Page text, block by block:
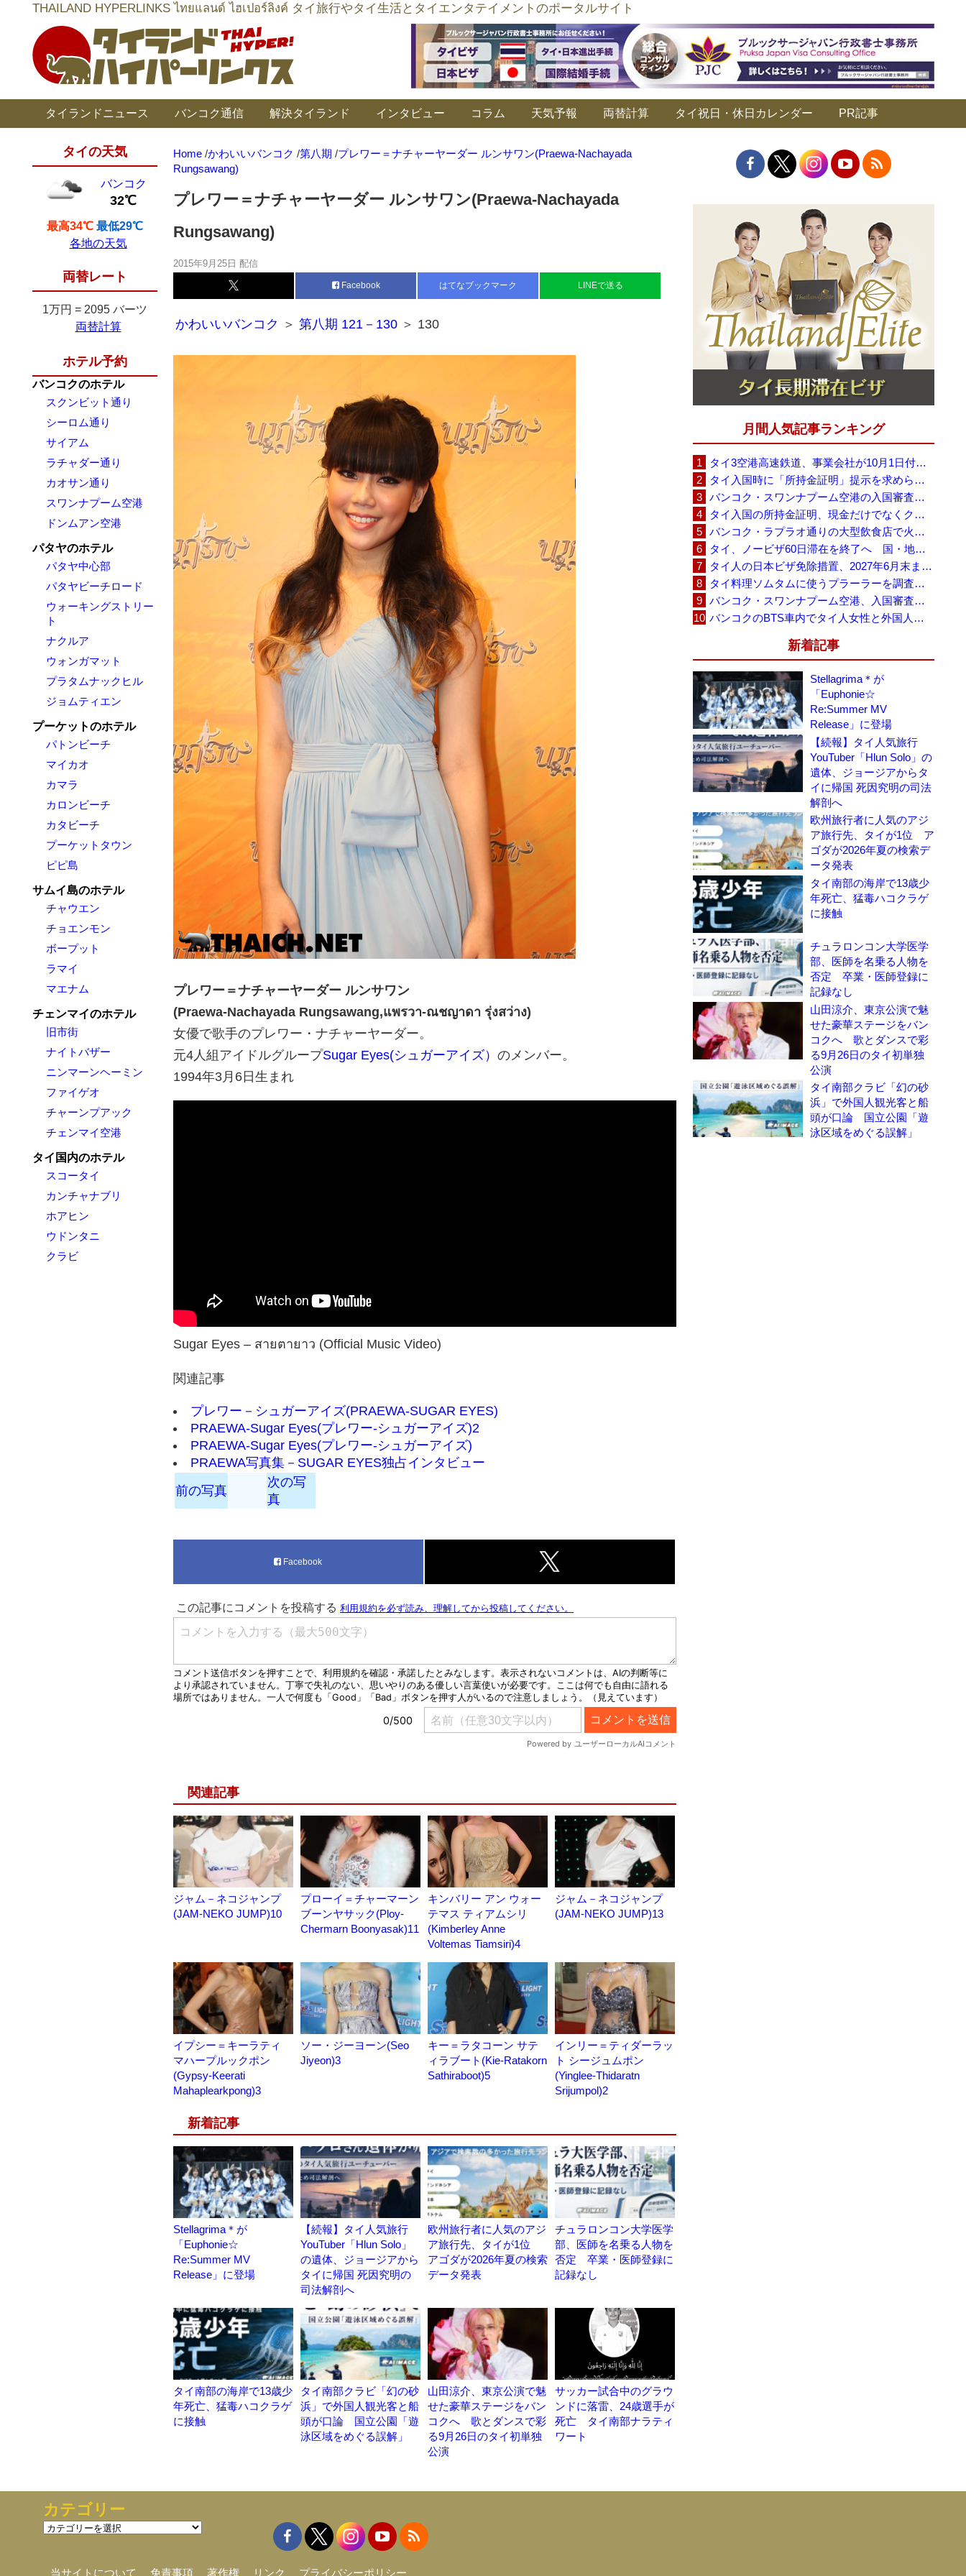
THAILAND HYPERLINKS ไทยแลนด์ ไฮเปอร์ลิงค์ タイ旅行やタイ生活とタイエンタテイメントのポータルサイト
タイランドニュース バンコク通信 解決タイランド インタビュー コラム 天気予報 両替計算 タイ祝日・休日カレンダー PR記事
タイの天気
バンコク
32℃
最高34℃ 最低29℃
各地の天気
両替レート
1万円 = 2095 バーツ
両替計算
ホテル予約
バンコクのホテル
スクンビット通り
シーロム通り
サイアム
ラチャダー通り
カオサン通り
スワンナプーム空港
ドンムアン空港
パタヤのホテル
パタヤ中心部
パタヤビーチロード
ウォーキングストリー
ト
ナクルア
ウォンガマット
プラタムナックヒル
ジョムティエン
プーケットのホテル
パトンビーチ
マイカオ
カマラ
カロンビーチ
カタビーチ
プーケットタウン
ピピ島
サムイ島のホテル
チャウエン
チョエンモン
ボープット
ラマイ
マエナム
チェンマイのホテル
旧市街
ナイトバザー
ニンマーンヘーミン
ファイゲオ
チャーンプアック
チェンマイ空港
タイ国内のホテル
スコータイ
カンチャナブリ
ホアヒン
ウドンタニ
クラビ
Home /かわいいバンコク /第八期 /プレワー＝ナチャーヤーダー ルンサワン(Praewa-Nachayada
Rungsawang)
プレワー＝ナチャーヤーダー ルンサワン(Praewa-Nachayada
Rungsawang)
2015年9月25日 配信
Facebook はてなブックマーク LINEで送る
かわいいバンコク ＞ 第八期 121－130 ＞ 130
プレワー＝ナチャーヤーダー ルンサワン
(Praewa-Nachayada Rungsawang,แพรวา-ณชญาดา รุ่งสว่าง)
女優で歌手のプレワー・ナチャーヤーダー。
元4人組アイドルグループSugar Eyes(シュガーアイズ） のメンバー。
1994年3月6日生まれ
Sugar Eyes – สายตายาว (Official Music Video)
関連記事
プレワー－シュガーアイズ(PRAEWA-SUGAR EYES)
PRAEWA-Sugar Eyes(プレワー-シュガーアイズ)2
PRAEWA-Sugar Eyes(プレワー-シュガーアイズ)
PRAEWA写真集－SUGAR EYES独占インタビュー
前の写真
次の写
真
Facebook
関連記事
ジャム－ネコジャンプ
(JAM-NEKO JUMP)10
プローイ＝チャーマーン
ブーンヤサック(Ploy-
Chermarn Boonyasak)11
キンバリー アン ウォー
テマス ティアムシリ
(Kimberley Anne
Voltemas Tiamsiri)4
ジャム－ネコジャンプ
(JAM-NEKO JUMP)13
イプシー＝キーラティ
マハープルックポン
(Gypsy-Keerati
Mahaplearkpong)3
ソー・ジーヨーン(Seo
Jiyeon)3
キー＝ラタコーン サテ
ィラブート(Kie-Ratakorn
Sathiraboot)5
インリー＝ティダーラッ
ト シージュムポン
(Yinglee-Thidaratn
Srijumpol)2
新着記事
Stellagrima＊が
「Euphonie☆
Re:Summer MV
Release」に登場
【続報】タイ人気旅行
YouTuber「Hlun Solo」
の遺体、ジョージアから
タイに帰国 死因究明の
司法解剖へ
欧州旅行者に人気のアジ
ア旅行先、タイが1位
アゴダが2026年夏の検索
データ発表
チュラロンコン大学医学
部、医師を名乗る人物を
否定 卒業・医師登録に
記録なし
タイ南部の海岸で13歳少
年死亡、猛毒ハコクラゲ
に接触
タイ南部クラビ「幻の砂
浜」で外国人観光客と船
頭が口論 国立公園「遊
泳区域をめぐる誤解」
山田涼介、東京公演で魅
せた豪華ステージをバン
コクへ 歌とダンスで彩
る9月26日のタイ初単独
公演
サッカー試合中のグラウ
ンドに落雷、24歳選手が
死亡 タイ南部ナラティ
ワート
月間人気記事ランキング
タイ3空港高速鉄道、事業会社が10月1日付の契約終了を通知 「現時点での撤退決定ではない」
タイ入国時に「所持金証明」提示を求められる場合も、タイ政府観光庁が外国人旅行者に再周知
バンコク・スワンナプーム空港の入国審査に長蛇の列、SNSで「3～4時間待ち」との投稿が拡散
タイ入国の所持金証明、現金だけでなくクレジットカードや銀行明細も提示可能
バンコク・ラプラオ通りの大型飲食店で火災、27人死亡・多数負傷
タイ、ノービザ60日滞在を終了へ 国・地域別に30日・15日へ再編
タイ人の日本ビザ免除措置、2027年6月末まで延長 不安広がる中でひとまず安堵
タイ料理ソムタムに使うプラーラーを調査へ、大学新入生4,233人が肝吸虫感染
バンコク・スワンナプーム空港、入国審査で2～3時間待ちの時間帯も 審査厳格化と人員不足が影響か
バンコクのBTS車内でタイ人女性と外国人学生グループが口論、騒音めぐる動画が拡散
新着記事
Stellagrima＊が
「Euphonie☆
Re:Summer MV
Release」に登場
【続報】タイ人気旅行
YouTuber「Hlun Solo」の
遺体、ジョージアからタ
イに帰国 死因究明の司法
解剖へ
欧州旅行者に人気のアジ
ア旅行先、タイが1位 ア
ゴダが2026年夏の検索デ
ータ発表
タイ南部の海岸で13歳少
年死亡、猛毒ハコクラゲ
に接触
チュラロンコン大学医学
部、医師を名乗る人物を
否定 卒業・医師登録に
記録なし
山田涼介、東京公演で魅
せた豪華ステージをバン
コクへ 歌とダンスで彩
る9月26日のタイ初単独
公演
タイ南部クラビ「幻の砂
浜」で外国人観光客と船
頭が口論 国立公園「遊
泳区域をめぐる誤解」
カテゴリー
カ
リ当サイトについて 免責事項 著作権 リンク プライバシーポリシー